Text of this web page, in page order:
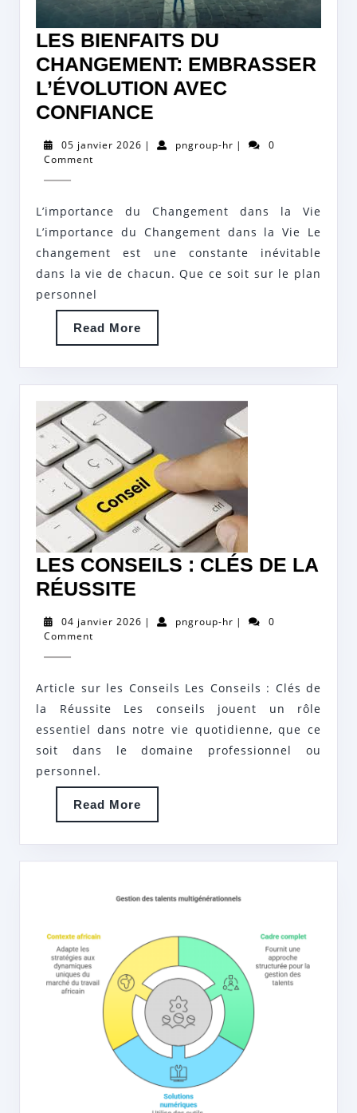
LES BIENFAITS DU
CHANGEMENT: EMBRASSER
L’ÉVOLUTION AVEC
CONFIANCE
BIENFAITS
DU
EMBRASSER
L’ÉVOLUTION
AVEC
CONFIANCE
05 janvier 2026 05| pngroup-hrpngroup-
|
0
Comment
L’importance du Changement dans la Vie
L’importance du Changement dans la Vie Le
changement est une constante inévitable
dans la vie de chacun. Que ce soit sur le plan
personnel
Read More
More
LES CONSEILS : CLÉS DE LA
RÉUSSITE
CONSEILS
DE
LA
RÉUSSITE
04 janvier 2026 04| pngroup-hrpngroup-
|
0
Comment
Article sur les Conseils Les Conseils : Clés de
la Réussite Les conseils jouent un rôle
essentiel dans notre vie quotidienne, que ce
soit dans le domaine professionnel ou
personnel.
Read More
More